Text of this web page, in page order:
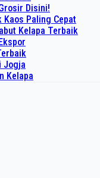
Disini!
Kaos Paling Cepat
Kelapa Terbaik
Jogja
Kelapa